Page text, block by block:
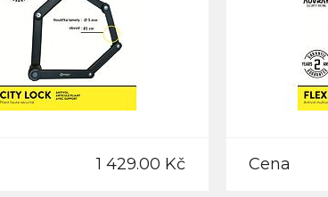
1 429.00 Kč Cena